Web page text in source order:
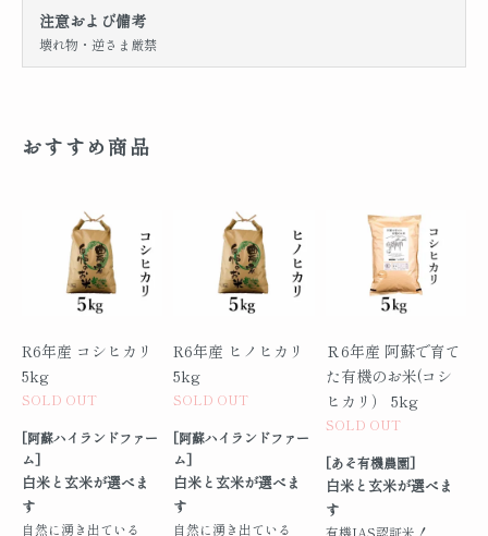
注意および備考
壊れ物・逆さま厳禁
おすすめ商品
R6年産 コシヒカリ
5kg
SOLD OUT
[阿蘇ハイランドファー
ム]
白米と玄米が選べま
す
自然に湧き出ている
R6年産 ヒノヒカリ
5kg
SOLD OUT
[阿蘇ハイランドファー
ム]
白米と玄米が選べま
す
自然に湧き出ている
Ｒ6年産 阿蘇で育て
た有機のお米(コシ
ヒカリ） 5kg
SOLD OUT
[あそ有機農園]
白米と玄米が選べま
す